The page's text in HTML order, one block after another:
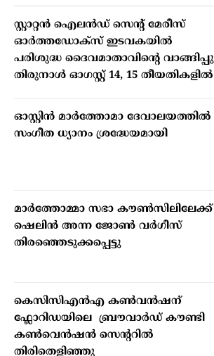
സ്റ്റാറ്റന്‍ ഐലന്‍ഡ് സെന്റ് മേരീസ്
ഓര്‍ത്തഡോക്‌സ് ഇടവകയില്‍
പരിശുദ്ധ ദൈവമാതാവിന്റെ വാങ്ങിപ്പു
തിരുനാള്‍ ഓഗസ്റ്റ് 14, 15 തീയതികളില്‍
ഓസ്റ്റിൻ മാർത്തോമാ ദേവാലയത്തിൽ
സംഗീത ധ്യാനം ശ്രദ്ധേയമായി
മാര്‍ത്തോമ്മാ സഭാ കൗണ്‍സിലിലേക്ക്
ഷെലിന്‍ അന്ന ജോണ്‍ വര്‍ഗീസ്
തിരഞ്ഞെടുക്കപ്പെട്ടു
കെസിസിഎൻഎ കൺവൻഷന്
ഫ്ലോറിഡയിലെ ബ്രൗവാർഡ് കൗണ്ടി
കൺവെൻഷൻ സെന്ററിൽ
തിരിതെളിഞ്ഞു